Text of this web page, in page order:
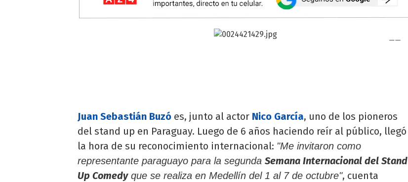
Juan Sebastián Buzó es, junto al actor Nico García, uno de los pioneros
del stand up en Paraguay. Luego de 6 años haciendo reír al público, llegó
la hora de su reconocimiento internacional: "Me invitaron como
representante paraguayo para la segunda Semana Internacional del Stand
Up Comedyque se realiza en Medellín del 1 al 7 de octubre", cuenta